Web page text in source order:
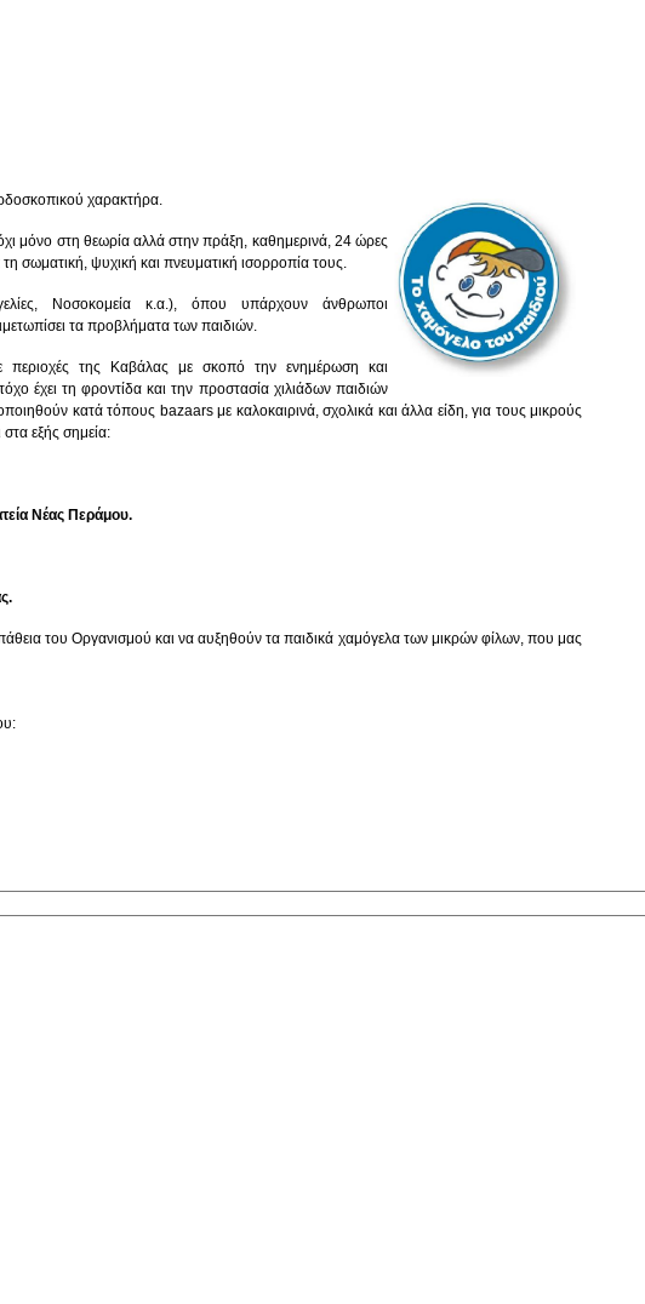
χαρακτήρα.
μόνο στη θεωρία αλλά στην πράξη, καθημερινά, 24 ώρες
σωματική, ψυχική και πνευματική ισορροπία τους.
Νοσοκομεία κ.α.), όπου υπάρχουν άνθρωποι
τα προβλήματα των παιδιών.
της Καβάλας με σκοπό την ενημέρωση και
έχει τη φροντίδα και την προστασία χιλιάδων παιδιών
κατά τόπους bazaars με καλοκαιρινά, σχολικά και άλλα είδη, για τους μικρούς
εξής σημεία:
Νέας Περάμου.
του Οργανισμού και να αυξηθούν τα παιδικά χαμόγελα των μικρών φίλων, που μας